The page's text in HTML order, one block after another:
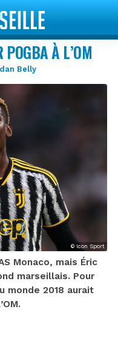
À L’OM
Belly
© Icon Sport
Monaco, mais Éric
marseillais. Pour
monde 2018 aurait